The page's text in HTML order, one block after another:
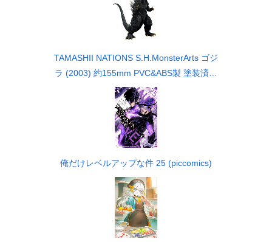
TAMASHII NATIONS S.H.MonsterArts ゴジ
ラ (2003) 約155mm PVC&ABS製 塗装済み
可動フィギュア
俺だけレベルアップな件 25 (piccomics)